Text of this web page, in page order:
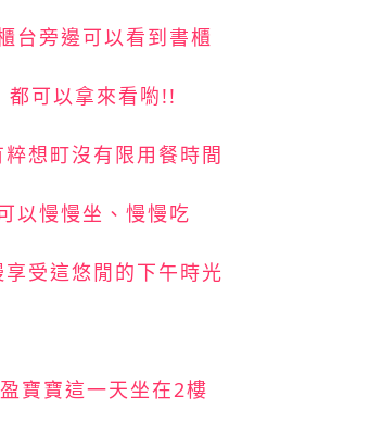
台旁邊可以看到書櫃
都可以拿來看喲!!
粹想町沒有限用餐時間
以慢慢坐、慢慢吃
享受這悠閒的下午時光
寶寶這一天坐在2樓